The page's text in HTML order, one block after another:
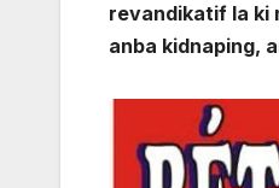
revandikatif la ki
anba kidnaping,